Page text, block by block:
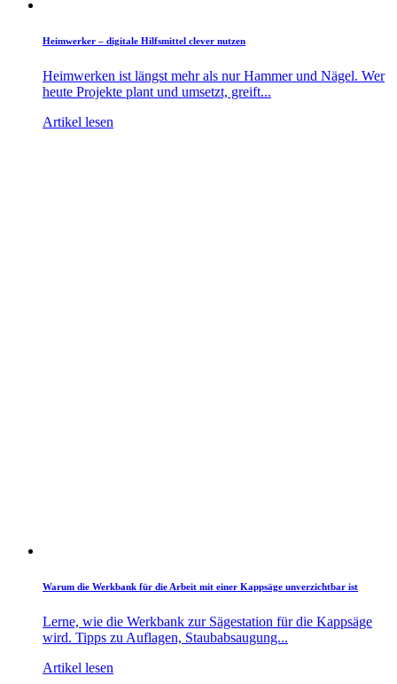
Heimwerker – digitale Hilfsmittel clever nutzen
Heimwerken ist längst mehr als nur Hammer und Nägel. Wer
heute Projekte plant und umsetzt, greift...
Artikel lesen
Warum die Werkbank für die Arbeit mit einer Kappsäge unverzichtbar ist
Lerne, wie die Werkbank zur Sägestation für die Kappsäge
wird. Tipps zu Auflagen, Staubabsaugung...
Artikel lesen